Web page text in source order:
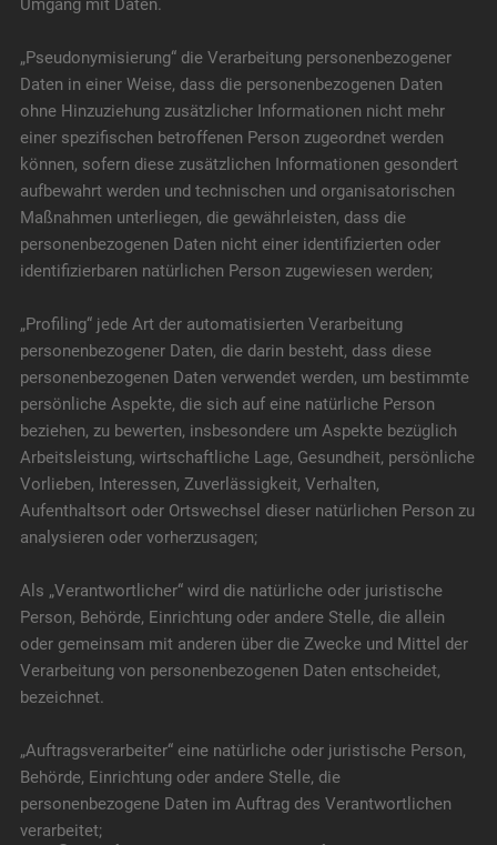
Umgang mit Daten.
„Pseudonymisierung“ die Verarbeitung personenbezogener
Daten in einer Weise, dass die personenbezogenen Daten
ohne Hinzuziehung zusätzlicher Informationen nicht mehr
einer spezifischen betroffenen Person zugeordnet werden
können, sofern diese zusätzlichen Informationen gesondert
aufbewahrt werden und technischen und organisatorischen
Maßnahmen unterliegen, die gewährleisten, dass die
personenbezogenen Daten nicht einer identifizierten oder
identifizierbaren natürlichen Person zugewiesen werden;
„Profiling“ jede Art der automatisierten Verarbeitung
personenbezogener Daten, die darin besteht, dass diese
personenbezogenen Daten verwendet werden, um bestimmte
persönliche Aspekte, die sich auf eine natürliche Person
beziehen, zu bewerten, insbesondere um Aspekte bezüglich
Arbeitsleistung, wirtschaftliche Lage, Gesundheit, persönliche
Vorlieben, Interessen, Zuverlässigkeit, Verhalten,
Aufenthaltsort oder Ortswechsel dieser natürlichen Person zu
analysieren oder vorherzusagen;
Als „Verantwortlicher“ wird die natürliche oder juristische
Person, Behörde, Einrichtung oder andere Stelle, die allein
oder gemeinsam mit anderen über die Zwecke und Mittel der
Verarbeitung von personenbezogenen Daten entscheidet,
bezeichnet.
„Auftragsverarbeiter“ eine natürliche oder juristische Person,
Behörde, Einrichtung oder andere Stelle, die
personenbezogene Daten im Auftrag des Verantwortlichen
verarbeitet;